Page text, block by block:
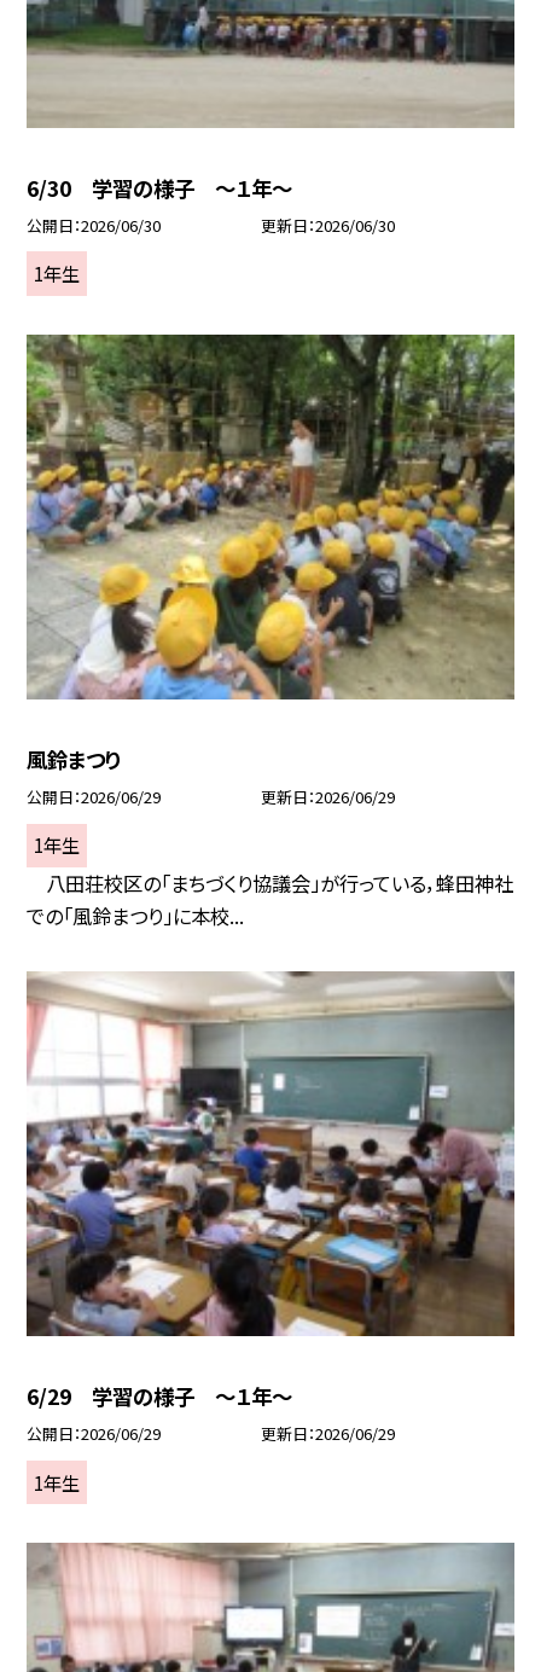
6/30 学習の様子 ～１年～
公開日 2026/06/30 更新日 2026/06/30
1年生
風鈴まつり
公開日 2026/06/29 更新日 2026/06/29
1年生
八田荘校区の「まちづくり協議会」が行っている，蜂田神社
での「風鈴まつり」に本校...
6/29 学習の様子 ～１年～
公開日 2026/06/29 更新日 2026/06/29
1年生